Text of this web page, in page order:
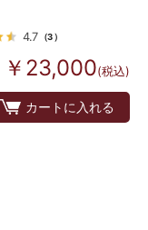
4.7 （3）
￥23,000(税込)
カートに入れる